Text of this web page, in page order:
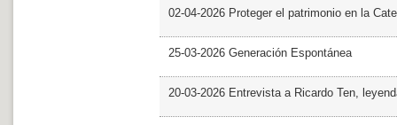
02-04-2026 Proteger el patrimonio en la
25-03-2026 Generación Espontánea
20-03-2026 Entrevista a Ricardo Ten,